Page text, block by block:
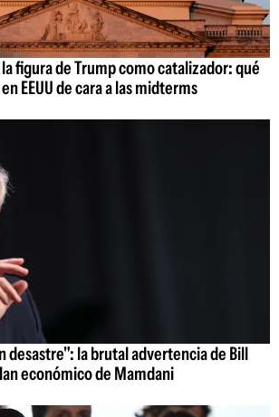
figura de Trump como catalizador: qué
EEUU de cara a las midterms
desastre": la brutal advertencia de Bill
económico de Mamdani